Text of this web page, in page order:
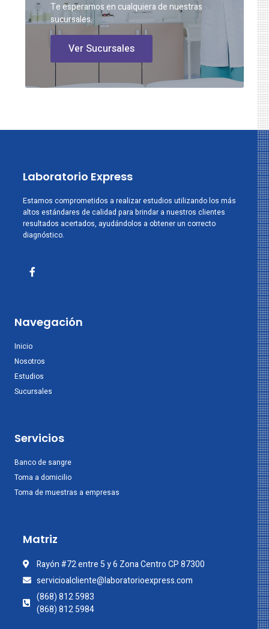
Te esperamos en cualquiera de nuestras
sucursales.
Ver Sucursales
Laboratorio Express
Estamos comprometidos a realizar estudios utilizando los más
altos estándares de calidad para brindar a nuestros clientes
resultados acertados, ayudándolos a obtener un correcto
diagnóstico.
Navegación
Inicio
Nosotros
Estudios
Sucursales
Servicios
Banco de sangre
Toma a domicilio
Toma de muestras a empresas
Matriz
Rayón #72 entre 5 y 6 Zona Centro CP 87300
servicioalcliente@laboratorioexpress.com
(868) 812 5983
(868) 812 5984